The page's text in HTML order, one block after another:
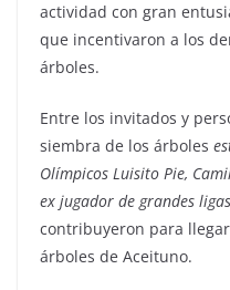
actividad con gran
que incentivaron a los
árboles.
Entre los invitados y
siembra de los árboles
Olímpicos Luisito Pie,
ex jugador de grandes
contribuyeron para
árboles de Aceituno.